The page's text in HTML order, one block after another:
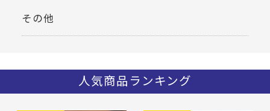
その他
人気商品ランキング